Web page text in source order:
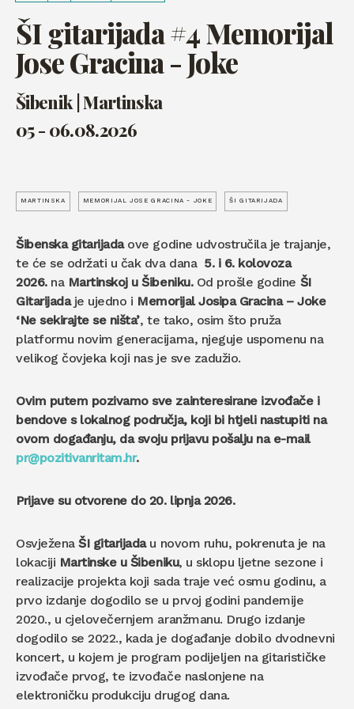
ŠI gitarijada #4 Memorijal
Jose Gracina - Joke
Šibenik | Martinska
05 - 06.08.2026
MARTINSKA MEMORIJAL JOSE GRACINA - JOKE ŠI GITARIJADA
Šibenska gitarijada ove godine udvostručila je trajanje,
te će se održati u čak dva dana5. i 6. kolovoza
2026. naMartinskoj u Šibeniku. Od prošle godine ŠI
Gitarijada je ujedno i Memorijal Josipa Gracina – Joke
‘Ne sekirajte se ništa’, te tako, osim što pruža
platformu novim generacijama, njeguje uspomenu na
velikog čovjeka koji nas je sve zadužio.
Ovim putem pozivamo sve zainteresirane izvođače i
bendove s lokalnog područja, koji bi htjeli nastupiti na
ovom događanju, da svoju prijavu pošalju na e-mail
pr@pozitivanritam.hr.
Prijave su otvorene do 20. lipnja 2026.
OsvježenaŠI gitarijadau novom ruhu, pokrenuta je na
lokaciji Martinske u Šibeniku, u sklopu ljetne sezone i
realizacije projekta koji sada traje već osmu godinu, a
prvo izdanje dogodilo se u prvoj godini pandemije
2020., u cjelovečernjem aranžmanu. Drugo izdanje
dogodilo se 2022., kada je događanje dobilo dvodnevni
koncert, u kojem je program podijeljen na gitarističke
izvođače prvog, te izvođače naslonjene na
elektroničku produkciju drugog dana.